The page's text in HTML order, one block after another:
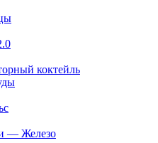
коктейль
— Железо